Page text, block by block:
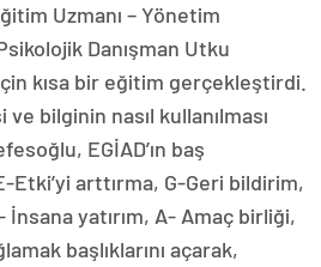
Uzmanı – Yönetim
Danışman Utku
kısa bir eğitim gerçekleştirdi.
bilginin nasıl kullanılması
EGİAD’ın baş
arttırma, G-Geri bildirim,
yatırım, A- Amaç birliği,
başlıklarını açarak,